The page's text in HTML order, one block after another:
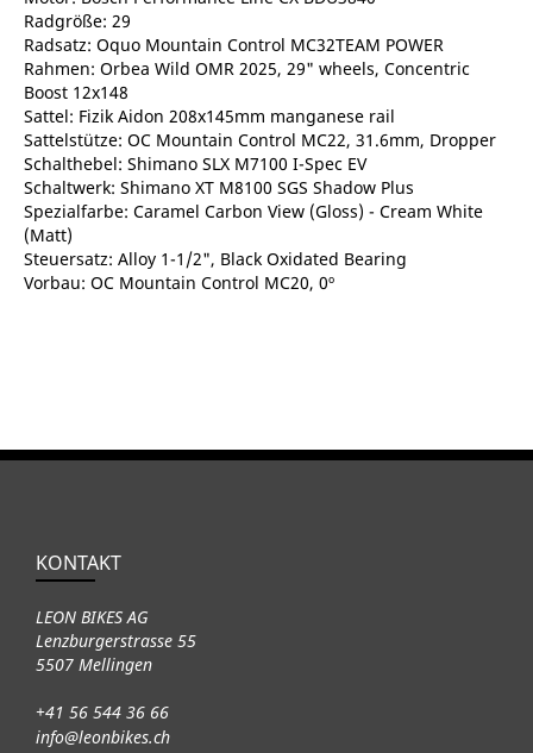
Radgröße: 29
Radsatz: Oquo Mountain Control MC32TEAM POWER
Rahmen: Orbea Wild OMR 2025, 29" wheels, Concentric
Boost 12x148
Sattel: Fizik Aidon 208x145mm manganese rail
Sattelstütze: OC Mountain Control MC22, 31.6mm, Dropper
Schalthebel: Shimano SLX M7100 I-Spec EV
Schaltwerk: Shimano XT M8100 SGS Shadow Plus
Spezialfarbe: Caramel Carbon View (Gloss) - Cream White
(Matt)
Steuersatz: Alloy 1-1/2", Black Oxidated Bearing
Vorbau: OC Mountain Control MC20, 0º
KONTAKT
LEON BIKES AG
Lenzburgerstrasse 55
5507 Mellingen
+41 56 544 36 66
info@leonbikes.ch